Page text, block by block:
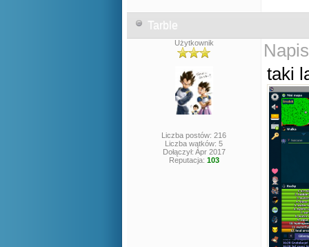
Tarble
Użytkownik
Liczba postów: 216
Liczba wątków: 5
Dołączył: Apr 2017
Reputacja: 103
taki